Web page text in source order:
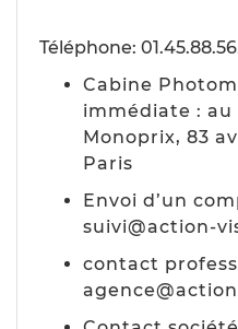
Téléphone:
Cabine
immédiate : au
Monoprix, 83
Paris
Envoi d’un
suivi@action-
contact